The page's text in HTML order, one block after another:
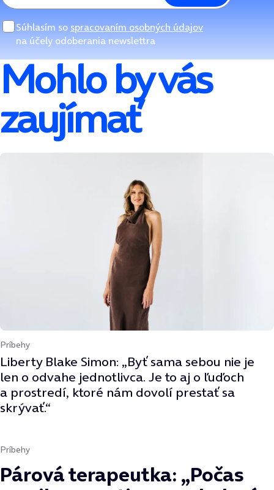
Súhlasím so spracovaním osobných údajov
na účely odoberania newslettra
Mohlo by vás
zaujímať
Príbehy
Liberty Blake Simon: „Byť sama sebou nie je
len o odvahe jednotlivca. Je to aj o ľuďoch
a prostredí, ktoré nám dovolí prestať sa
skrývať.“
Príbehy
Párová terapeutka: „Počas